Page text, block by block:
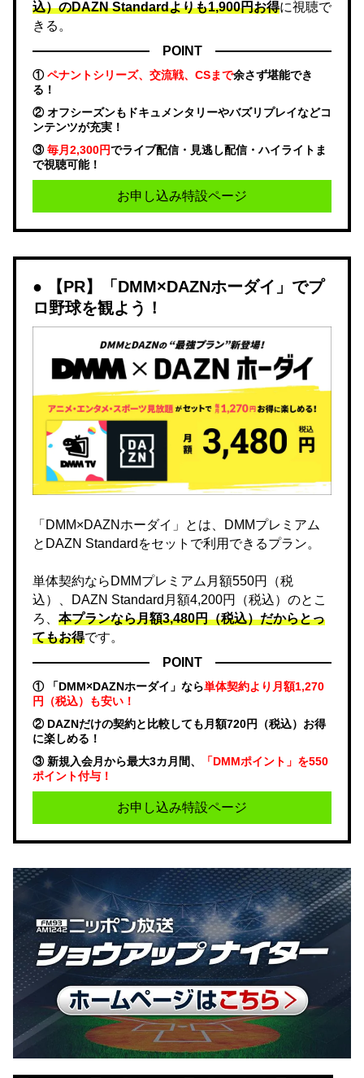
込）のDAZN Standard​よりも1,900円お得に視聴で
きる。
POINT
①ペナントシリーズ、交流戦、CSまで余さず堪能でき
る！
② オフシーズンもドキュメンタリーやバズリプレイなどコ
ンテンツが充実！
③毎月2,300円でライブ配信・見逃し配信・ハイライトま
で視聴可能！
お申し込み特設ページ
【PR】「DMM×DAZNホーダイ」でプ
ロ野球を観よう！
「DMM×DAZNホーダイ」とは、DMMプレミアム
とDAZN Standardをセットで利用できるプラン。
単体契約ならDMMプレミアム月額550円（税
込）、DAZN Standard月額4,200円（税込）のとこ
ろ、 本プランなら月額3,480円（税込）だからとっ
てもお得です。
POINT
① 「DMM×DAZNホーダイ」なら単体契約より月額1,270
円（税込）も安い！
② DAZNだけの契約と比較しても月額720円（税込）お得
に楽しめる！
③ 新規入会月から最大3カ月間、
「DMMポイント」を550
ポイント付与！
お申し込み特設ページ